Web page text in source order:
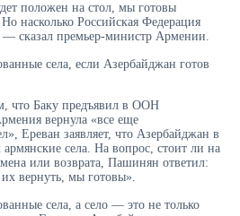
положен на стол, мы готовы
насколько Российская Федерация
— сказал премьер-министр Армении.
села, если Азербайджан готов
что Баку предъявил в ООН
вернула «все еще
Ереван заявляет, что Азербайджан в
села. На вопрос, стоит ли на
или возврата, Пашинян ответил:
вернуть, мы готовы».
села, а село — это не только